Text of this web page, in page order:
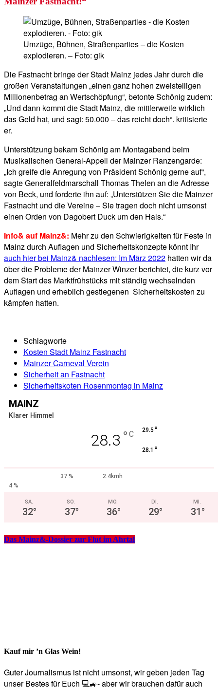
Umzüge, Bühnen, Straßenparties – die Kosten
explodieren. – Foto: gik
Die Fastnacht bringe der Stadt Mainz jedes Jahr durch die
großen Veranstaltungen „einen ganz hohen zweistelligen
Millionenbetrag an Wertschöpfung“, betonte Schönig zudem:
„Und dann kommt die Stadt Mainz, die mittlerweile wirklich
das Geld hat, und sagt: 50.000 – das reicht doch“. kritisierte
er.
Unterstützung bekam Schönig am Montagabend beim
Musikalischen General-Appell der Mainzer Ranzengarde:
„Ich greife die Anregung von Präsident Schönig gerne auf“,
sagte Generalfeldmarschall Thomas Thelen an die Adresse
von Beck, und forderte ihn auf: „Unterstützen Sie die Mainzer
Fastnacht und die Vereine – Sie tragen doch nicht umsonst
einen Orden von Dagobert Duck um den Hals.“
Info& auf Mainz&: Mehr zu den Schwierigkeiten für Feste in
Mainz durch Auflagen und Sicherheitskonzepte könnt Ihr
auch hier bei Mainz& nachlesen: Im März 2022 hatten wir da
über die Probleme der Mainzer Winzer berichtet, die kurz vor
dem Start des Marktfrühstücks mit ständig wechselnden
Auflagen und erheblich gestiegenen Sicherheitskosten zu
kämpfen hatten.
Schlagworte
Kosten Stadt Mainz Fastnacht
Mainzer Carneval Verein
Sicherheit an Fastnacht
Sicherheitskoten Rosenmontag in Mainz
MAINZ
Klarer Himmel
28.3 ° C 29.5 °
28.1 °
37 %
2.4kmh
4 %
SA.
32°
SO.
37°
MO.
36°
DI.
29°
MI.
31°
Das Mainz&-Dossier zur Flut im Ahrtal
Kauf mir ’n Glas Wein!
Guter Journalismus ist nicht umsonst, wir geben jeden Tag
unser Bestes für Euch 💻🚙- aber wir brauchen dafür auch